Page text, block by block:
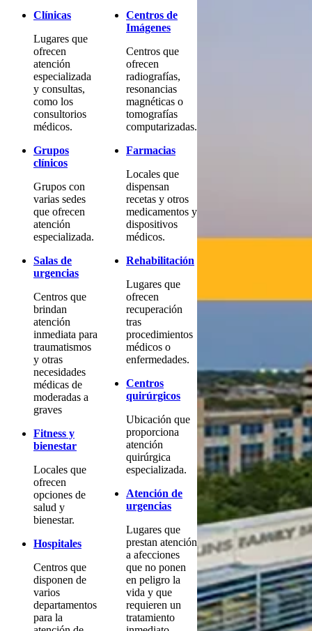
Clínicas
Lugares que
ofrecen
atención
especializada
y consultas,
como los
consultorios
médicos.
Grupos
clínicos
Grupos con
varias sedes
que ofrecen
atención
especializada.
Salas de
urgencias
Centros que
brindan
atención
inmediata para
traumatismos
y otras
necesidades
médicas de
moderadas a
graves
Fitness y
bienestar
Locales que
ofrecen
opciones de
salud y
bienestar.
Hospitales
Centros que
disponen de
varios
departamentos
para la
Centros de
Imágenes
Centros que
ofrecen
radiografías,
resonancias
magnéticas o
tomografías
computarizadas.
Farmacias
Locales que
dispensan
recetas y otros
medicamentos y
dispositivos
médicos.
Rehabilitación
Lugares que
ofrecen
recuperación
tras
procedimientos
médicos o
enfermedades.
Centros
quirúrgicos
Ubicación que
proporciona
atención
quirúrgica
especializada.
Atención de
urgencias
Lugares que
prestan atención
a afecciones
que no ponen
en peligro la
vida y que
requieren un
tratamiento